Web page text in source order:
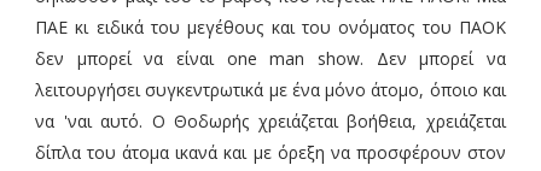
ΠΑΕ κι ειδικά του μεγέθους και του ονόματος του ΠΑΟΚ
δεν μπορεί να είναι one man show. Δεν μπορεί να
λειτουργήσει συγκεντρωτικά με ένα μόνο άτομο, όποιο και
να 'ναι αυτό. Ο Θοδωρής χρειάζεται βοήθεια, χρειάζεται
δίπλα του άτομα ικανά και με όρεξη να προσφέρουν στον